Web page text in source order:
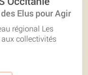
Elus pour Agir
régional Les
aux collectivités